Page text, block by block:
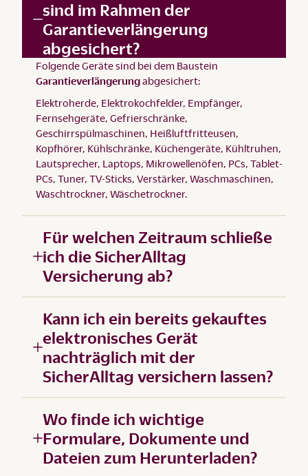
sind im Rahmen der
Garantieverlängerung
abgesichert?
Folgende Geräte sind bei dem Baustein
Garantieverlängerungabgesichert:
Elektroherde, Elektrokochfelder, Empfänger,
Fernsehgeräte, Gefrierschränke,
Geschirrspülmaschinen, Heißluftfritteusen,
Kopfhörer, Kühlschränke, Küchengeräte, Kühltruhen,
Lautsprecher, Laptops, Mikrowellenöfen, PCs, Tablet-
PCs, Tuner, TV-Sticks, Verstärker, Waschmaschinen,
Waschtrockner, Wäschetrockner.
Für welchen Zeitraum schließe
ich die SicherAlltag
Versicherung ab?
Kann ich ein bereits gekauftes
elektronisches Gerät
nachträglich mit der
SicherAlltag versichern lassen?
Wo finde ich wichtige
Formulare, Dokumente und
Dateien zum Herunterladen?